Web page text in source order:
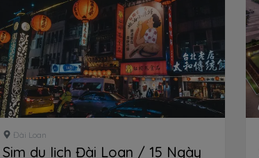
Đài Loan
Sim du lịch Đài Loan / 15 Ngày